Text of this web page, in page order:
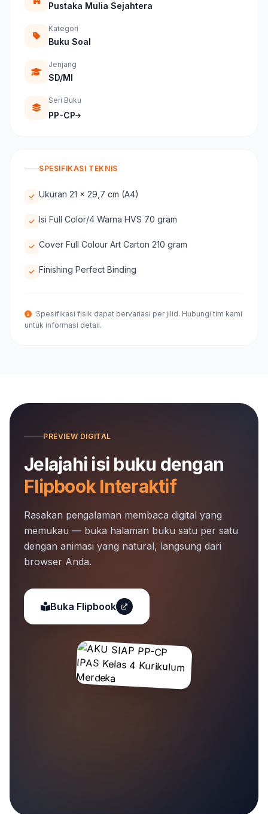
Pustaka Mulia Sejahtera
Kategori
Buku Soal
Jenjang
SD/MI
Seri Buku
PP-CP
SPESIFIKASI TEKNIS
Ukuran 21 x 29,7 cm (A4)
Isi Full Color/4 Warna HVS 70 gram
Cover Full Colour Art Carton 210 gram
Finishing Perfect Binding
Spesifikasi fisik dapat bervariasi per jilid. Hubungi tim kami
untuk informasi detail.
PREVIEW DIGITAL
Jelajahi isi buku dengan
Flipbook Interaktif
Rasakan pengalaman membaca digital yang
memukau — buka halaman buku satu per satu
dengan animasi yang natural, langsung dari
browser Anda.
Buka Flipbook